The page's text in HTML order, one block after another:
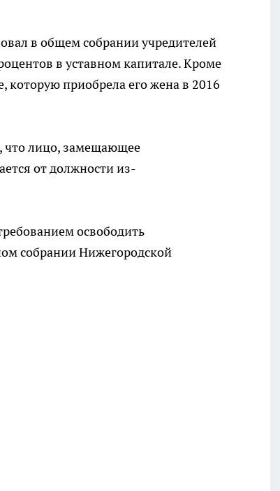
в общем собрании учредителей
в уставном капитале. Кроме
которую приобрела его жена в 2016
что лицо, замещающее
от должности из-
освободить
собрании Нижегородской